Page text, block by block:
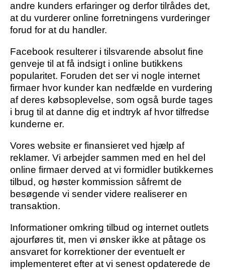
andre kunders erfaringer og derfor tilrådes det,
at du vurderer online forretningens vurderinger
forud for at du handler.
Facebook resulterer i tilsvarende absolut fine
genveje til at få indsigt i online butikkens
popularitet. Foruden det ser vi nogle internet
firmaer hvor kunder kan nedfælde en vurdering
af deres købsoplevelse, som også burde tages
i brug til at danne dig et indtryk af hvor tilfredse
kunderne er.
Vores website er finansieret ved hjælp af
reklamer. Vi arbejder sammen med en hel del
online firmaer derved at vi formidler butikkernes
tilbud, og høster kommission såfremt de
besøgende vi sender videre realiserer en
transaktion.
Informationer omkring tilbud og internet outlets
ajourføres tit, men vi ønsker ikke at påtage os
ansvaret for korrektioner der eventuelt er
implementeret efter at vi senest opdaterede de